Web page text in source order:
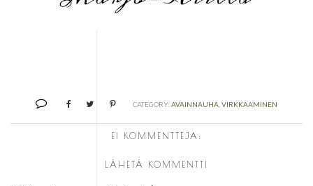
CATEGORY: AVAINNAUHA VIRKKAAMINEN
EI KOMMENTTEJA:
LÄHETÄ KOMMENTTI